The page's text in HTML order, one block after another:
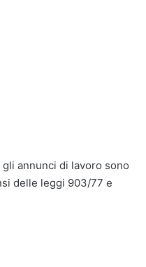
annunci di lavoro sono
delle leggi 903/77 e